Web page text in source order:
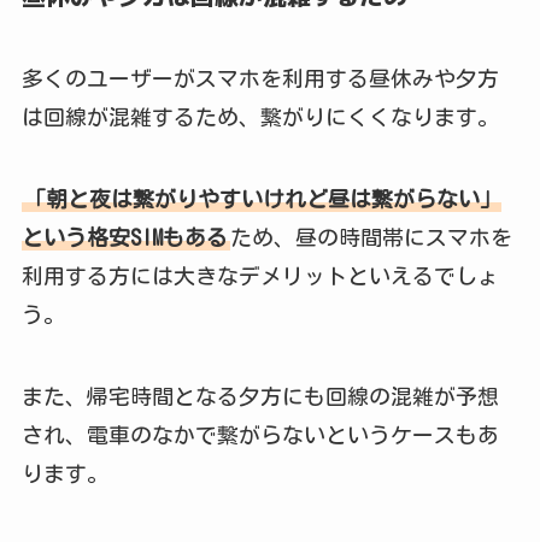
多くのユーザーがスマホを利用する昼休みや夕方
は回線が混雑するため、繋がりにくくなります。
「朝と夜は繋がりやすいけれど昼は繋がらない」
という格安SIMもあるため、昼の時間帯にスマホを
利用する方には大きなデメリットといえるでしょ
う。
また、帰宅時間となる夕方にも回線の混雑が予想
され、電車のなかで繋がらないというケースもあ
ります。